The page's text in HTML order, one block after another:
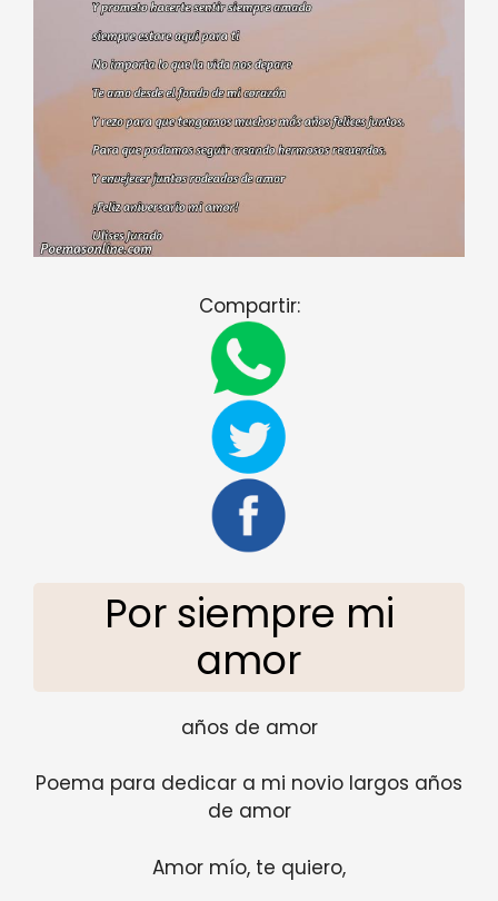
Compartir:
Por siempre mi
amor
años de amor
Poema para dedicar a mi novio largos años
de amor
Amor mío, te quiero,